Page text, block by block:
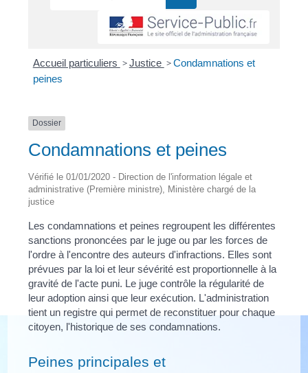
Accueil particuliers >Justice >Condamnations et
peines
Dossier
Condamnations et peines
Vérifié le 01/01/2020 - Direction de l'information légale et
administrative (Première ministre), Ministère chargé de la
justice
Les condamnations et peines regroupent les différentes
sanctions prononcées par le juge ou par les forces de
l'ordre à l'encontre des auteurs d'infractions. Elles sont
prévues par la loi et leur sévérité est proportionnelle à la
gravité de l'acte puni. Le juge contrôle la régularité de
leur adoption ainsi que leur exécution. L'administration
tient un registre qui permet de reconstituer pour chaque
citoyen, l'historique de ses condamnations.
Peines principales et